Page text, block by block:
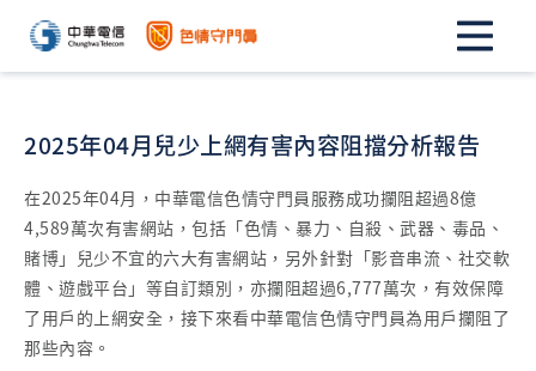
2025年04月兒少上網有害內容阻擋分析報告
在2025年04月，中華電信色情守門員服務成功攔阻超過8億
4,589萬次有害網站，包括「色情、暴力、自殺、武器、毒品、
賭博」兒少不宜的六大有害網站，另外針對「影音串流、社交軟
體、遊戲平台」等自訂類別，亦攔阻超過6,777萬次，有效保障
了用戶的上網安全，接下來看中華電信色情守門員為用戶攔阻了
那些內容。